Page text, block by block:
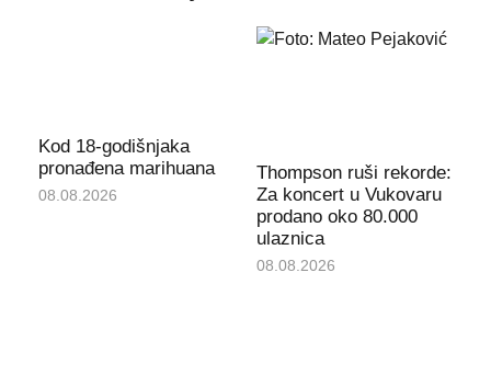
Kod 18-godišnjaka
pronađena marihuana
08.08.2026
Thompson ruši rekorde:
Za koncert u Vukovaru
prodano oko 80.000
ulaznica
08.08.2026